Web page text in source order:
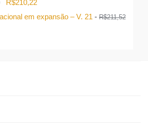
O
preço
R$210,22O
preço
em expansão – V. 21 - R$211,52